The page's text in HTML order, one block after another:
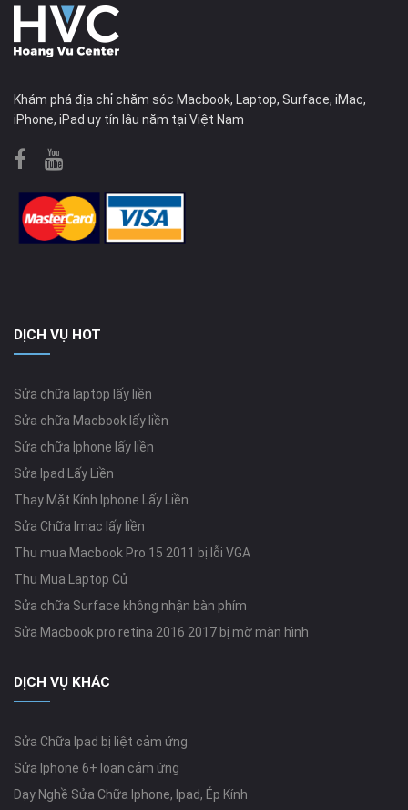
Khám phá địa chỉ chăm sóc Macbook, Laptop, Surface, iMac,
iPhone, iPad uy tín lâu năm tại Việt Nam
DỊCH VỤ HOT
Sửa chữa laptop lấy liền
Sửa chữa Macbook lấy liền
Sửa chữa Iphone lấy liền
Sửa Ipad Lấy Liền
Thay Mặt Kính Iphone Lấy Liền
Sửa Chữa Imac lấy liền
Thu mua Macbook Pro 15 2011 bị lỗi VGA
Thu Mua Laptop Củ
Sửa chữa Surface không nhận bàn phím
Sửa Macbook pro retina 2016 2017 bị mờ màn hình
DỊCH VỤ KHÁC
Sửa Chữa Ipad bị liệt cảm ứng
Sửa Iphone 6+ loạn cảm ứng
Dạy Nghề Sửa Chữa Iphone, Ipad, Ép Kính